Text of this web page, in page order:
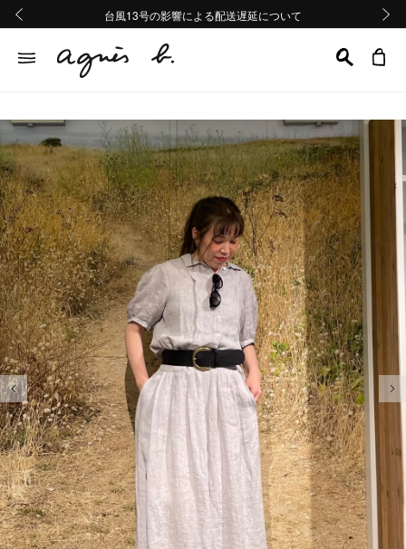
熊本地域地震の影響による配送遅延について
Summer Sale 2buy10%OFF!!
台風13号の影響による配送遅延について
熊本地域地震の影響による配送遅延について
Summer Sale 2buy10%OFF!!
前の画像